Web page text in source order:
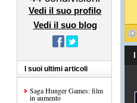
Vedi il suo profilo
Vedi il suo blog
I suoi ultimi articoli
Saga Hunger Games: film
in aumento